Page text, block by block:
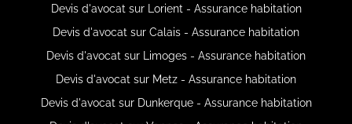
Devis d'avocat sur Lorient - Assurance habitation
Devis d'avocat sur Calais - Assurance habitation
Devis d'avocat sur Limoges - Assurance habitation
Devis d'avocat sur Metz - Assurance habitation
Devis d'avocat sur Dunkerque - Assurance habitation